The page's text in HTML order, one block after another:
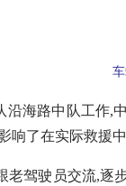
海路中队工作,
响了在实际救援
驾驶员交流,逐